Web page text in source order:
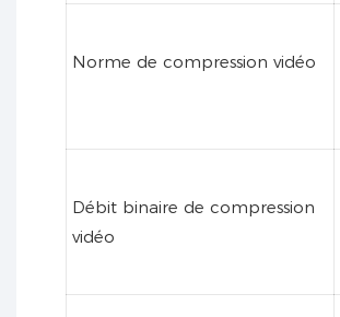
Norme de compression vidéo
Débit binaire de compression
vidéo